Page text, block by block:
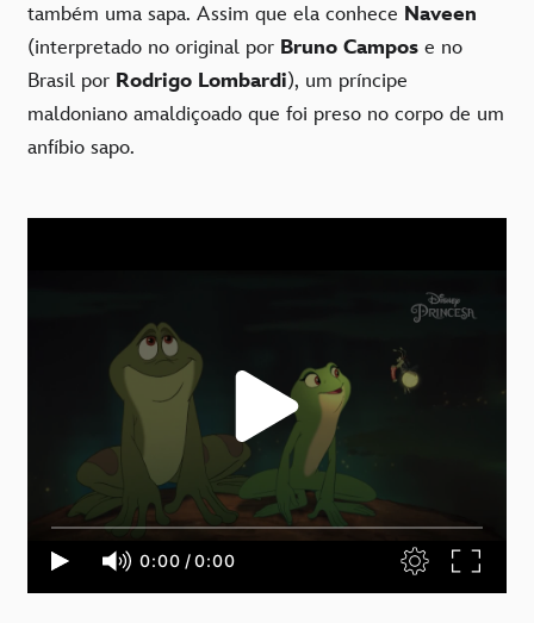
também uma sapa. Assim que ela conhece Naveen
(interpretado no original por Bruno Campos e no
Brasil por Rodrigo Lombardi), um príncipe
maldoniano amaldiçoado que foi preso no corpo de um
anfíbio sapo.